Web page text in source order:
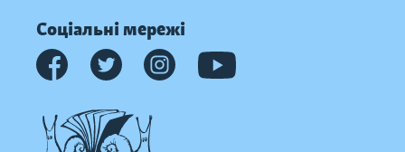
Соціальні мережі